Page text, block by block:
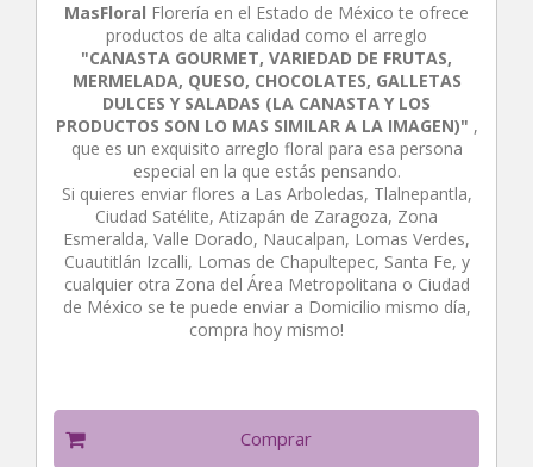
MasFloral Florería en el Estado de México te ofrece
productos de alta calidad como el arreglo
"CANASTA GOURMET, VARIEDAD DE FRUTAS,
MERMELADA, QUESO, CHOCOLATES, GALLETAS
DULCES Y SALADAS (LA CANASTA Y LOS
PRODUCTOS SON LO MAS SIMILAR A LA IMAGEN)" ,
que es un exquisito arreglo floral para esa persona
especial en la que estás pensando.
Si quieres enviar flores a Las Arboledas, Tlalnepantla,
Ciudad Satélite, Atizapán de Zaragoza, Zona
Esmeralda, Valle Dorado, Naucalpan, Lomas Verdes,
Cuautitlán Izcalli, Lomas de Chapultepec, Santa Fe, y
cualquier otra Zona del Área Metropolitana o Ciudad
de México se te puede enviar a Domicilio mismo día,
compra hoy mismo!
Comprar